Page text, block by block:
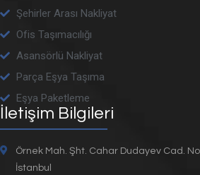
Şehirler Arası Nakliyat
Ofis Taşımacılığı
Asansörlü Nakliyat
Parça Eşya Taşıma
Eşya Paketleme
İletişim Bilgileri
Örnek Mah. Şht. Cahar Dudayev Cad.
İstanbul